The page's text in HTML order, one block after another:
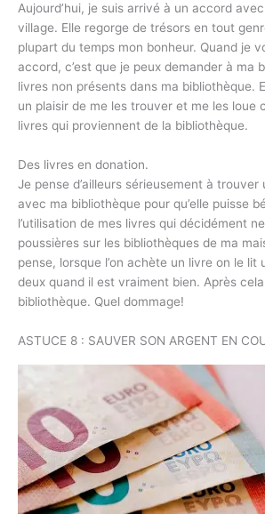
Aujourd’hui, je suis arrivé à un accord
village. Elle regorge de trésors en tout
plupart du temps mon bonheur. Quand je
accord, c’est que je peux demander à ma
livres non présents dans ma bibliothèque.
un plaisir de me les trouver et me les loue
livres qui proviennent de la bibliothèque.
Des livres en donation.
Je pense d’ailleurs sérieusement à
avec ma bibliothèque pour qu’elle puisse
l’utilisation de mes livres qui décidément
poussières sur les bibliothèques de ma
pense, lorsque l’on achète un livre on le lit
deux quand il est vraiment bien. Après
bibliothèque. Quel dommage!
ASTUCE 8 : SAUVER SON ARGENT EN